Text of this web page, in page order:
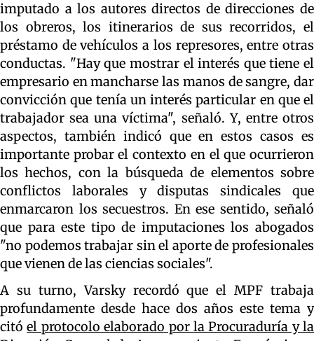
imputado a los autores directos de direcciones de
los obreros, los itinerarios de sus recorridos, el
préstamo de vehículos a los represores, entre otras
conductas. "Hay que mostrar el interés que tiene el
empresario en mancharse las manos de sangre, dar
convicción que tenía un interés particular en que el
trabajador sea una víctima", señaló. Y, entre otros
aspectos, también indicó que en estos casos es
importante probar el contexto en el que ocurrieron
los hechos, con la búsqueda de elementos sobre
conflictos laborales y disputas sindicales que
enmarcaron los secuestros. En ese sentido, señaló
que para este tipo de imputaciones los abogados
"no podemos trabajar sin el aporte de profesionales
que vienen de las ciencias sociales".
A su turno, Varsky recordó que el MPF trabaja
profundamente desde hace dos años este tema y
citóel protocolo elaborado por la Procuraduría y la